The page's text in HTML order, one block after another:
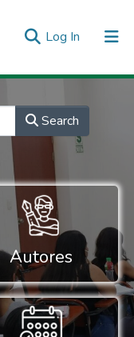
Log In (current)
Search
Autores